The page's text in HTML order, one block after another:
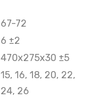
67-72
6 ±2
470х275х30 ±5
15, 16, 18, 20, 22,
24, 26